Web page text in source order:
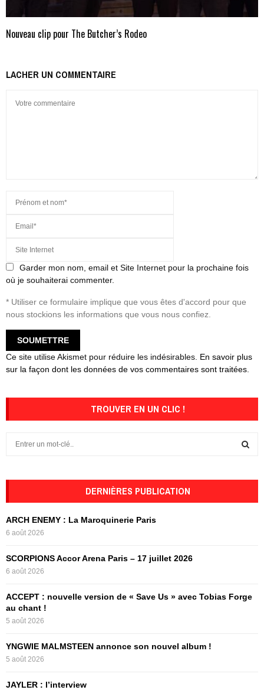
Nouveau clip pour The Butcher’s Rodeo
LACHER UN COMMENTAIRE
Garder mon nom, email et Site Internet pour la prochaine fois
où je souhaiterai commenter.
* Utiliser ce formulaire implique que vous êtes d'accord pour que
nous stockions les informations que vous nous confiez.
Ce site utilise Akismet pour réduire les indésirables. En savoir plus
sur la façon dont les données de vos commentaires sont traitées
TROUVER EN UN CLIC !
o
r
DERNIÈRES PUBLICATION
ARCH ENEMY : La Maroquinerie Paris
6 août 2026
SCORPIONS Accor Arena Paris – 17 juillet 2026
6 août 2026
ACCEPT : nouvelle version de « Save Us » avec Tobias Forge
au chant !
5 août 2026
YNGWIE MALMSTEEN annonce son nouvel album !
5 août 2026
JAYLER : l’interview